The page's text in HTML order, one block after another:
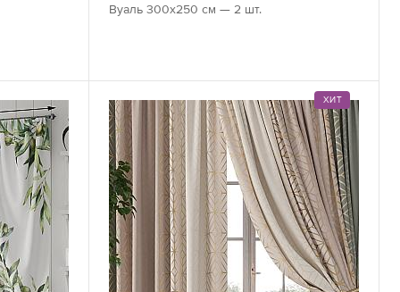
Вуаль 300х250 см — 2 шт.
ХИТ